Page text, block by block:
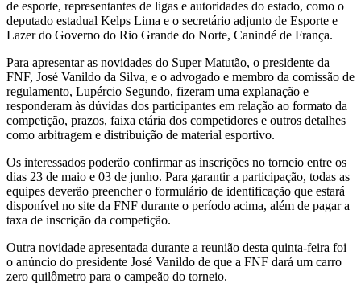
de esporte, representantes de ligas e autoridades do estado, como o
deputado estadual Kelps Lima e o secretário adjunto de Esporte e
Lazer do Governo do Rio Grande do Norte, Canindé de França.
Para apresentar as novidades do Super Matutão, o presidente da
FNF, José Vanildo da Silva, e o advogado e membro da comissão de
regulamento, Lupércio Segundo, fizeram uma explanação e
responderam às dúvidas dos participantes em relação ao formato da
competição, prazos, faixa etária dos competidores e outros detalhes
como arbitragem e distribuição de material esportivo.
Os interessados poderão confirmar as inscrições no torneio entre os
dias 23 de maio e 03 de junho. Para garantir a participação, todas as
equipes deverão preencher o formulário de identificação que estará
disponível no site da FNF durante o período acima, além de pagar a
taxa de inscrição da competição.
Outra novidade apresentada durante a reunião desta quinta-feira foi
o anúncio do presidente José Vanildo de que a FNF dará um carro
zero quilômetro para o campeão do torneio.